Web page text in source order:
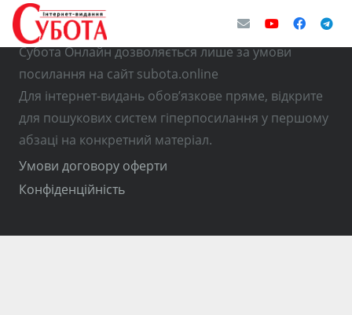
© Використання матеріалів з інтернет-видання
Субота Онлайн дозволяється лише за умови
посилання на сайт subota.online
Для інтернет-видань обов’язкове пряме, відкрите
для пошукових систем гіперпосилання у першому
абзаці на конкретний матеріал.
Умови договору оферти
Конфіденційність